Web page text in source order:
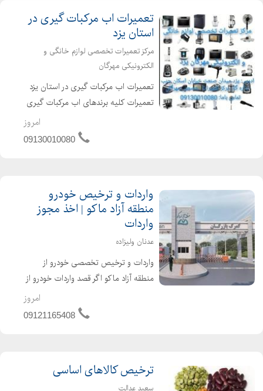
تعمیرات اب مرکبات گیری در
استان یزد
مرکز تعمیرات تخصصی لوازم خانگی و
الکترونیکی مهرگان
تعمیرات اب مرکبات گیری در استان یزد
تعمیرات کلیه برندهای اب مرکبات گیری
اورجینال جهت کسب اطلاعات بیشتر
امروز
09130010080
واردات و ترخیص خودرو
منطقه آزاد ماکو | اخذ مجوز
واردات
عدنان ولیزاده
واردات و ترخیص تخصصی خودرو از
منطقه آزاد ماکو اگر قصد واردات خودرو از
منطقه آزاد ماکو را دارید، تمامی مراحل
قانونی و اداری را از ابتدا تا تحویل پلاک
امروز
09121165408
ترخیص کالاهای اساسی
سعید عدالت